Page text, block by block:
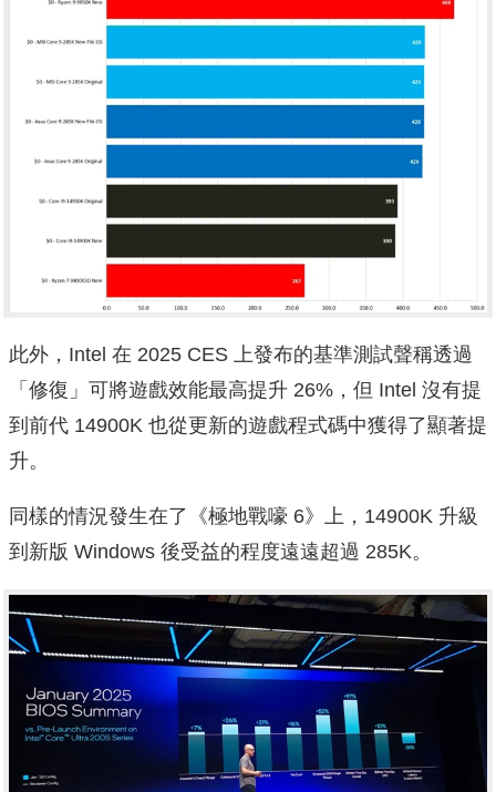
此外，Intel 在 2025 CES 上發布的基準測試聲稱透過
「修復」可將遊戲效能最高提升 26%，但 Intel 沒有提
到前代 14900K 也從更新的遊戲程式碼中獲得了顯著提
升。
同樣的情況發生在了《極地戰嚎 6》上，14900K 升級
到新版 Windows 後受益的程度遠遠超過 285K。